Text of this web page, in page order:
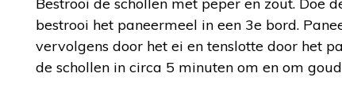
bestrooi het paneermeel in een 3e bord.
vervolgens door het ei en tenslotte door het
de schollen in circa 5 minuten om en om